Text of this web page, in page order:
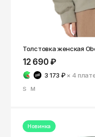
Толстовка женская
12 690 ₽
3 173 ₽ × 4
S M
Новинка